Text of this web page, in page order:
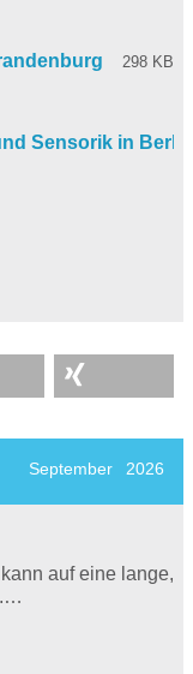
298 KB
Sensorik in
September 2026
auf eine lange,